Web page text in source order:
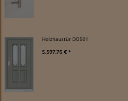
Holzhaustür DO501
5.597,76 € *